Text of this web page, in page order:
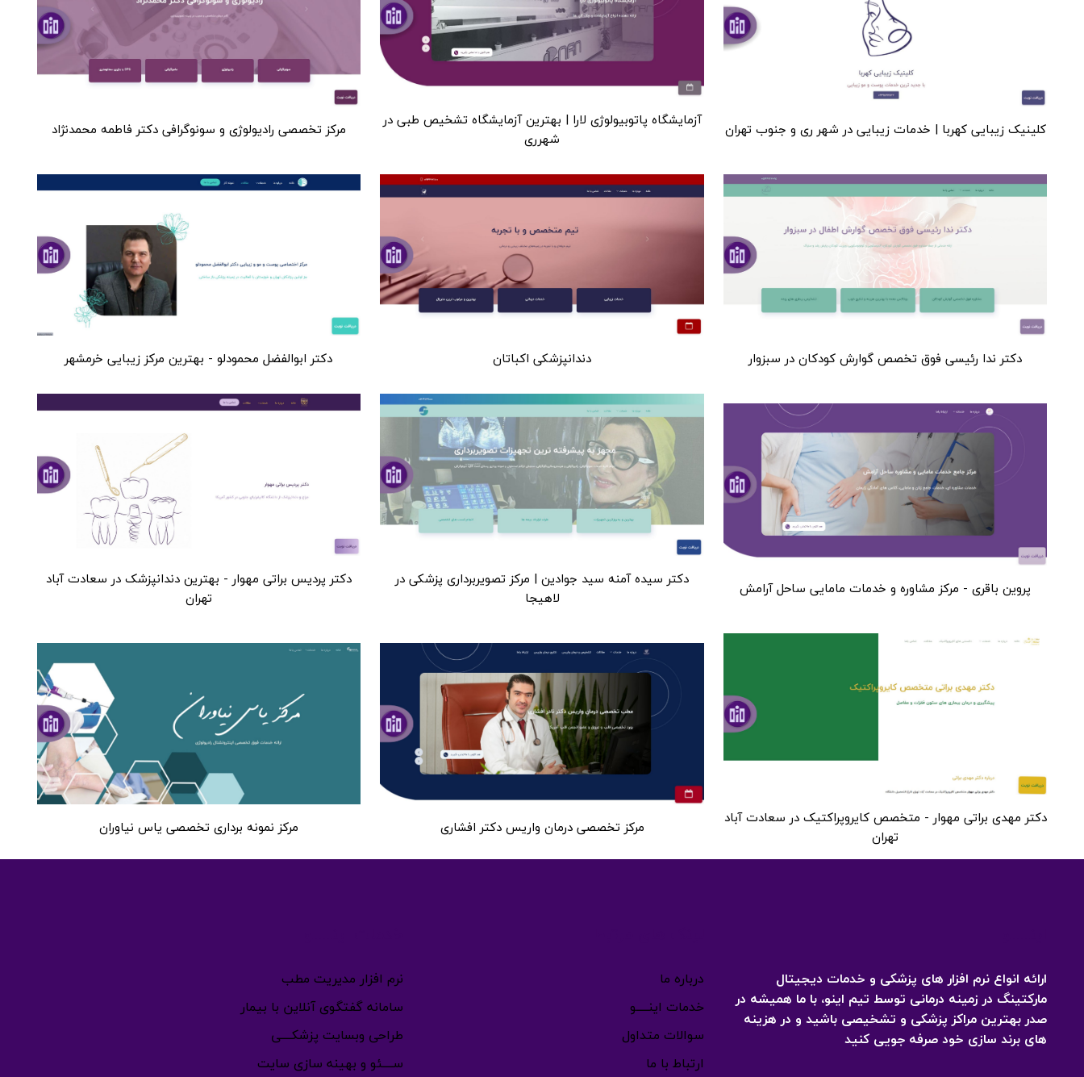
کلینیک زیبایی کهربا | خدمات زیبایی در شهر ری و جنوب تهران
آزمایشگاه پاتوبیولوژی لارا | بهترین آزمایشگاه تشخیص طبی در
شهرری
مرکز تخصصی رادیولوژی و سونوگرافی دکتر فاطمه محمدنژاد
دکتر ندا رئیسی فوق تخصص گوارش کودکان در سبزوار دندانپزشکی اکباتان دکتر ابوالفضل محمودلو - بهترین مرکز زیبایی خرمشهر
پروین باقری - مرکز مشاوره و خدمات مامایی ساحل آرامش
دکتر سیده آمنه سید جوادین | مرکز تصویربرداری پزشکی در
لاهیجا
دکتر پردیس براتی مهوار - بهترین دندانپزشک در سعادت آباد
تهران
دکتر مهدی براتی مهوار - متخصص کایروپراکتیک در سعادت آباد
تهران
مرکز تخصصی درمان واریس دکتر افشاری مرکز نمونه برداری تخصصی یاس نیاوران
ارائه انواع نرم افزار های پزشکی و خدمات دیجیتال
مارکتینگ در زمینه درمانی توسط تیم اینو، با ما همیشه در
صدر بهترین مراکز پزشکی و تشخیصی باشید و در هزینه
های برند سازی خود صرفه جویی کنید
درباره ما
خدمات اینـــــو
سوالات متداول
ارتباط با ما
نرم افزار مدیریت مطب
سامانه گفتگوی آنلاین با بیمار
طراحی وبسایت پزشکــــی
ســــئو و بهینه سازی سایت